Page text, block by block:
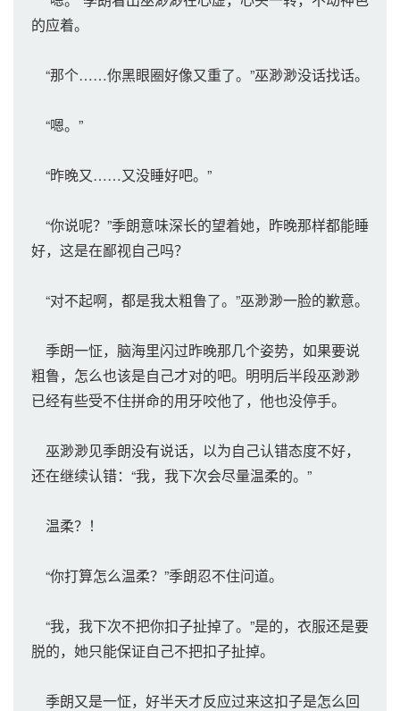
的应着。
“那个……你黑眼圈好像又重了。”巫渺渺没话找话。
“嗯。”
“昨晚又……又没睡好吧。”
“你说呢？”季朗意味深长的望着她，昨晚那样都能睡
好，这是在鄙视自己吗？
“对不起啊，都是我太粗鲁了。”巫渺渺一脸的歉意。
季朗一怔，脑海里闪过昨晚那几个姿势，如果要说
粗鲁，怎么也该是自己才对的吧。明明后半段巫渺渺
已经有些受不住拼命的用牙咬他了，他也没停手。
巫渺渺见季朗没有说话，以为自己认错态度不好，
还在继续认错：“我，我下次会尽量温柔的。”
温柔？！
“你打算怎么温柔？”季朗忍不住问道。
“我，我下次不把你扣子扯掉了。”是的，衣服还是要
脱的，她只能保证自己不把扣子扯掉。
季朗又是一怔，好半天才反应过来这扣子是怎么回